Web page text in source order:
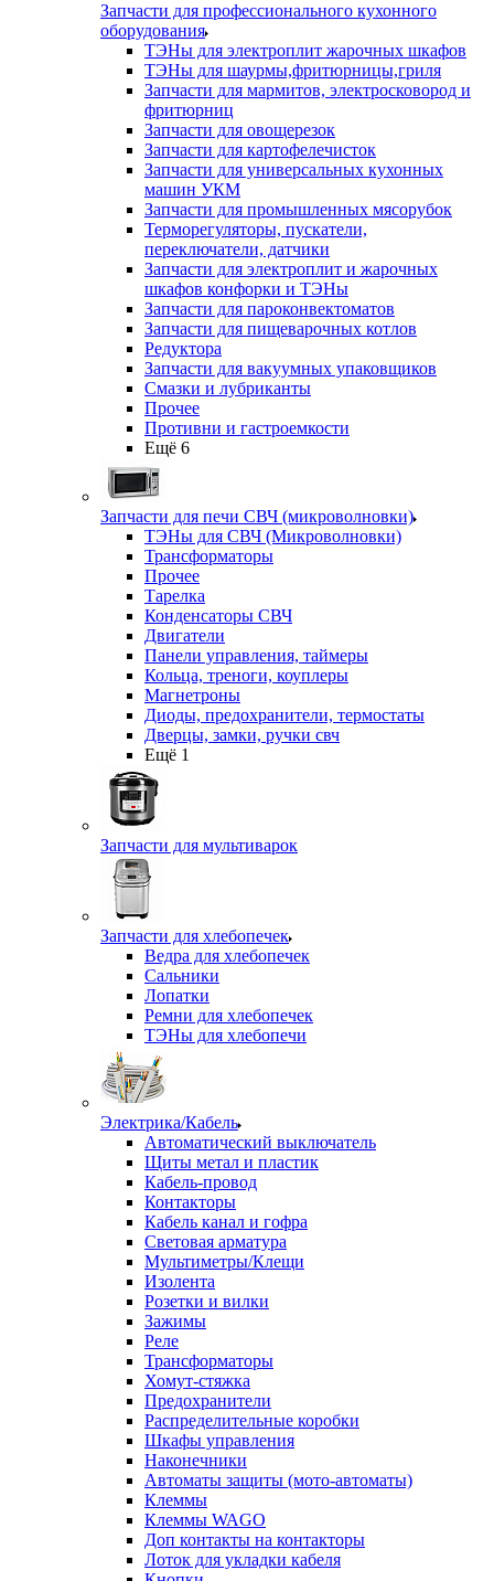
Запчасти для профессионального кухонного
оборудования
ТЭНы для электроплит жарочных шкафов
ТЭНы для шаурмы,фритюрницы,гриля
Запчасти для мармитов, электросковород и
фритюрниц
Запчасти для овощерезок
Запчасти для картофелечисток
Запчасти для универсальных кухонных
машин УКМ
Запчасти для промышленных мясорубок
Терморегуляторы, пускатели,
переключатели, датчики
Запчасти для электроплит и жарочных
шкафов конфорки и ТЭНы
Запчасти для пароконвектоматов
Запчасти для пищеварочных котлов
Редуктора
Запчасти для вакуумных упаковщиков
Смазки и лубриканты
Прочее
Противни и гастроемкости
Ещё 6
Запчасти для печи СВЧ (микроволновки)
ТЭНы для СВЧ (Микроволновки)
Трансформаторы
Прочее
Тарелка
Конденсаторы СВЧ
Двигатели
Панели управления, таймеры
Кольца, треноги, коуплеры
Магнетроны
Диоды, предохранители, термостаты
Дверцы, замки, ручки свч
Ещё 1
Запчасти для мультиварок
Запчасти для хлебопечек
Ведра для хлебопечек
Сальники
Лопатки
Ремни для хлебопечек
ТЭНы для хлебопечи
Электрика/Кабель
Автоматический выключатель
Щиты метал и пластик
Кабель-провод
Контакторы
Кабель канал и гофра
Световая арматура
Мультиметры/Клещи
Изолента
Розетки и вилки
Зажимы
Реле
Трансформаторы
Хомут-стяжка
Предохранители
Распределительные коробки
Шкафы управления
Наконечники
Автоматы защиты (мото-автоматы)
Клеммы
Клеммы WAGO
Доп контакты на контакторы
Лоток для укладки кабеля